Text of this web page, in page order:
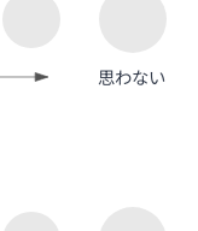
思わない